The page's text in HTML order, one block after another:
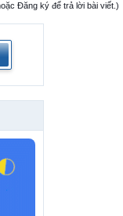
Đăng ký để trả lời bài viết.)